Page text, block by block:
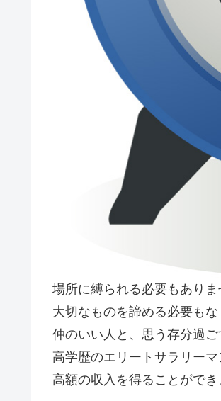
場所に縛られる必要もありま
大切なものを諦める必要もな
仲のいい人と、思う存分過ご
高学歴のエリートサラリー
高額の収入を得ることができ